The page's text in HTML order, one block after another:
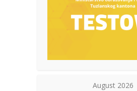
August 2026